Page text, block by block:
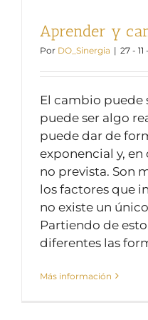
Aprender y
Por DO_Sinergia | 27 - 11
El cambio puede
puede ser algo
puede dar de
exponencial y, en
no prevista. Son
los factores que
no existe un
Partiendo de
diferentes las
Más información